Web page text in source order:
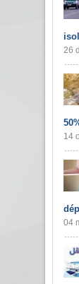
26
14
04